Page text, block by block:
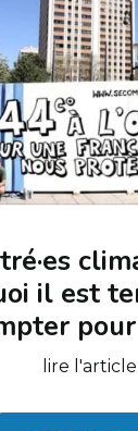
il est
lire l'article